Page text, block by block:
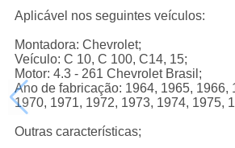
Aplicável nos seguintes veículos:
Montadora: Chevrolet;
Veículo: C 10, C 100, C14, 15;
Motor: 4.3 - 261 Chevrolet Brasil;
Ano de fabricação: 1964, 1965, 1966,
1970, 1971, 1972, 1973, 1974, 1975,
Outras características;